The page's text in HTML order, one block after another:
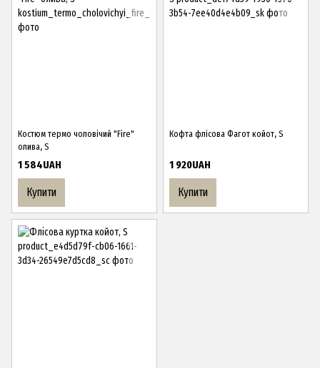
Костюм термо чоловічий "Fire"
олива, S
1 584UAH
Купити
Кофта флісова Фагот койот, S
1 920UAH
Купити